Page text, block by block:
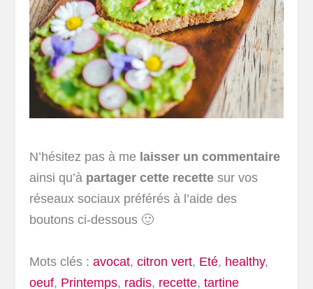
N’hésitez pas à me laisser un commentaire
ainsi qu’à partager cette recette sur vos
réseaux sociaux préférés à l’aide des
boutons ci-dessous 🙂
Mots clés : avocat,citron vert, Eté, healthy,
oeuf, Printemps, radis, recette,tartine